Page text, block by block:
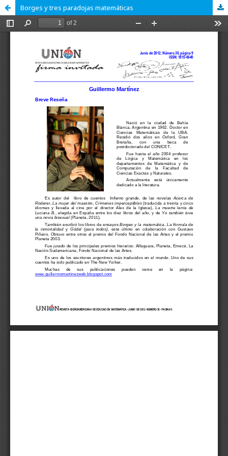
Borges y tres paradojas matemáticas